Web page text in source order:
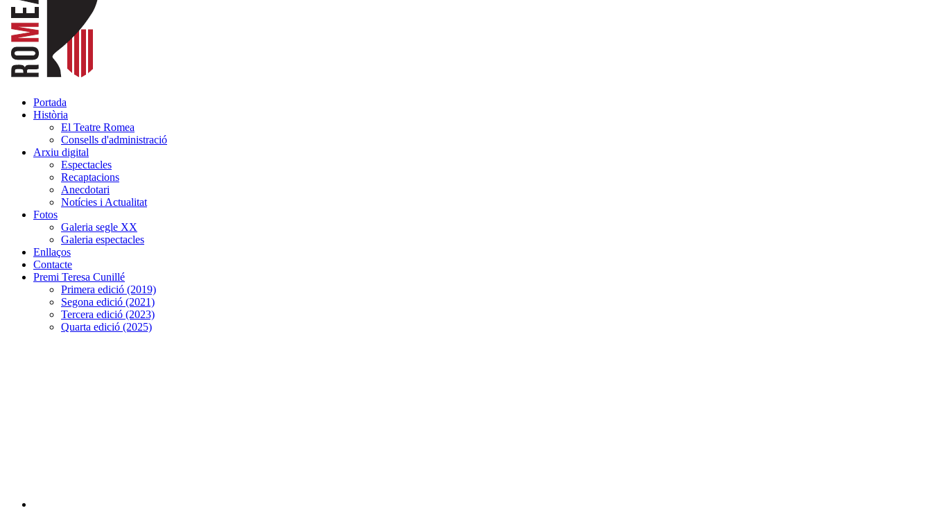
Portada
Història
El Teatre Romea
Consells d'administració
Arxiu digital
Espectacles
Recaptacions
Anecdotari
Notícies i Actualitat
Fotos
Galeria segle XX
Galeria espectacles
Enllaços
Contacte
Premi Teresa Cunillé
Primera edició (2019)
Segona edició (2021)
Tercera edició (2023)
Quarta edició (2025)